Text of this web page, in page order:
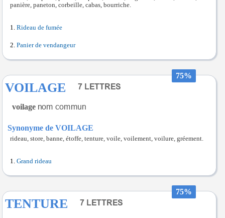
panière, paneton, corbeille, cabas, bourriche.
Rideau de fumée
Panier de vendangeur
75%
VOILAGE
voilage
Synonyme de VOILAGE
rideau, store, banne, étoffe, tenture, voile, voilement, voilure, gréement.
Grand rideau
75%
TENTURE